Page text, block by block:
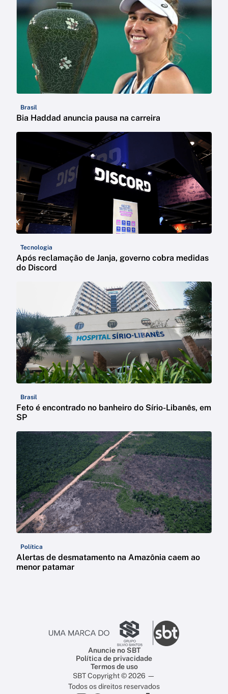
Brasil
Bia Haddad anuncia pausa na carreira
Tecnologia
Após reclamação de Janja, governo cobra medidas
do Discord
Brasil
Feto é encontrado no banheiro do Sírio-Libanês, em
SP
Política
Alertas de desmatamento na Amazônia caem ao
menor patamar
Anuncie no SBT
Política de privacidade
Termos de uso
SBT Copyright © 2026 —
Todos os direitos reservados